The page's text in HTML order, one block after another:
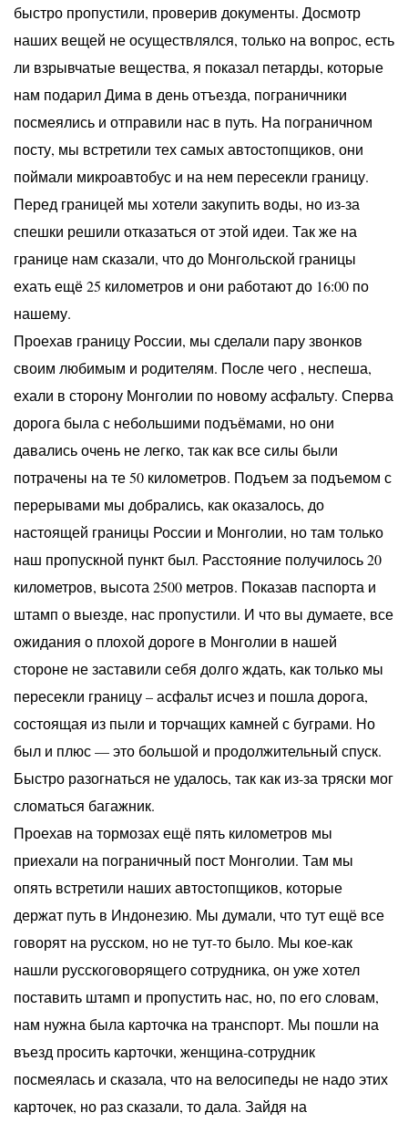
быстро пропустили, проверив документы. Досмотр
наших вещей не осуществлялся, только на вопрос, есть
ли взрывчатые вещества, я показал петарды, которые
нам подарил Дима в день отъезда, пограничники
посмеялись и отправили нас в путь. На пограничном
посту, мы встретили тех самых автостопщиков, они
поймали микроавтобус и на нем пересекли границу.
Перед границей мы хотели закупить воды, но из-за
спешки решили отказаться от этой идеи. Так же на
границе нам сказали, что до Монгольской границы
ехать ещё 25 километров и они работают до 16:00 по
нашему.
Проехав границу России, мы сделали пару звонков
своим любимым и родителям. После чего , неспеша,
ехали в сторону Монголии по новому асфальту. Сперва
дорога была с небольшими подъёмами, но они
давались очень не легко, так как все силы были
потрачены на те 50 километров. Подъем за подъемом с
перерывами мы добрались, как оказалось, до
настоящей границы России и Монголии, но там только
наш пропускной пункт был. Расстояние получилось 20
километров, высота 2500 метров. Показав паспорта и
штамп о выезде, нас пропустили. И что вы думаете, все
ожидания о плохой дороге в Монголии в нашей
стороне не заставили себя долго ждать, как только мы
пересекли границу – асфальт исчез и пошла дорога,
состоящая из пыли и торчащих камней с буграми. Но
был и плюс — это большой и продолжительный спуск.
Быстро разогнаться не удалось, так как из-за тряски мог
сломаться багажник.
Проехав на тормозах ещё пять километров мы
приехали на пограничный пост Монголии. Там мы
опять встретили наших автостопщиков, которые
держат путь в Индонезию. Мы думали, что тут ещё все
говорят на русском, но не тут-то было. Мы кое-как
нашли русскоговорящего сотрудника, он уже хотел
поставить штамп и пропустить нас, но, по его словам,
нам нужна была карточка на транспорт. Мы пошли на
въезд просить карточки, женщина-сотрудник
посмеялась и сказала, что на велосипеды не надо этих
карточек, но раз сказали, то дала. Зайдя на